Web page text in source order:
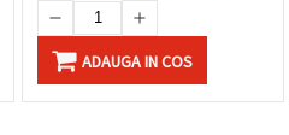
ADAUGA IN COS